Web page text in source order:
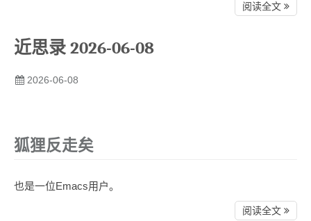
阅读全文
近思录 2026-06-08
2026-06-08
狐狸反走矣
也是一位Emacs用户。
阅读全文